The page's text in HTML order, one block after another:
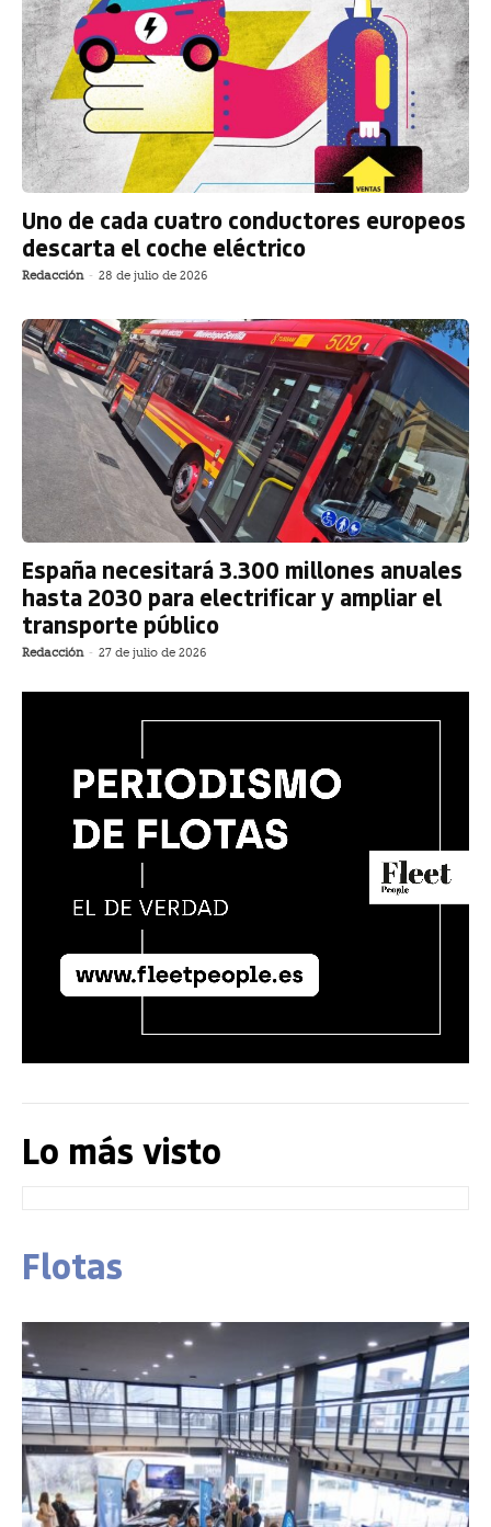
Uno de cada cuatro conductores europeos
descarta el coche eléctrico
Redacción - 28 de julio de 2026
España necesitará 3.300 millones anuales
hasta 2030 para electrificar y ampliar el
transporte público
Redacción - 27 de julio de 2026
Lo más visto
Flotas